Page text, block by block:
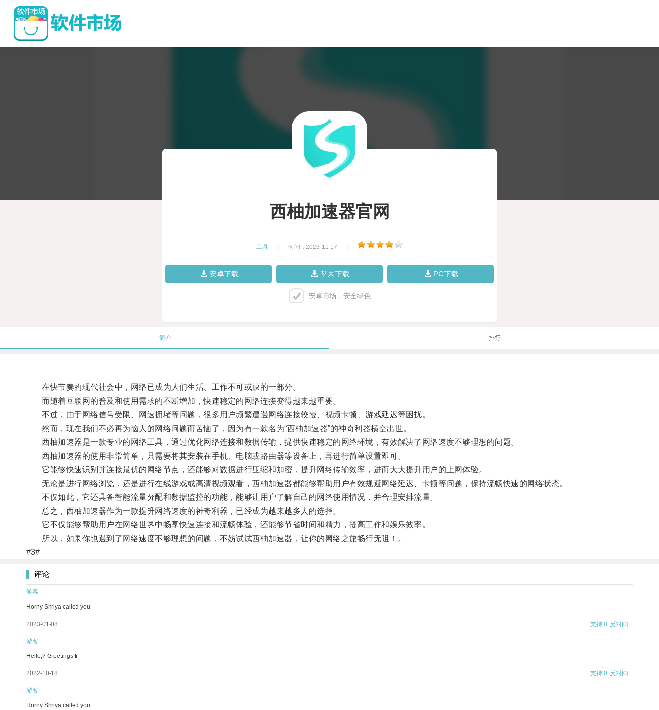
西柚加速器官网
工具 时间：2023-11-17
安卓下载 苹果下载 PC下载
安卓市场，安全绿色
简介 排行
在快节奏的现代社会中，网络已成为人们生活、工作不可或缺的一部分。
而随着互联网的普及和使用需求的不断增加，快速稳定的网络连接变得越来越重要。
不过，由于网络信号受限、网速拥堵等问题，很多用户频繁遭遇网络连接较慢、视频卡顿、游戏延迟等困扰。
然而，现在我们不必再为恼人的网络问题而苦恼了，因为有一款名为“西柚加速器”的神奇利器横空出世。
西柚加速器是一款专业的网络工具，通过优化网络连接和数据传输，提供快速稳定的网络环境，有效解决了网络速度不够理想的问题。
西柚加速器的使用非常简单，只需要将其安装在手机、电脑或路由器等设备上，再进行简单设置即可。
它能够快速识别并连接最优的网络节点，还能够对数据进行压缩和加密，提升网络传输效率，进而大大提升用户的上网体验。
无论是进行网络浏览，还是进行在线游戏或高清视频观看，西柚加速器都能够帮助用户有效规避网络延迟、卡顿等问题，保持流畅快速的网络状态。
不仅如此，它还具备智能流量分配和数据监控的功能，能够让用户了解自己的网络使用情况，并合理安排流量。
总之，西柚加速器作为一款提升网络速度的神奇利器，已经成为越来越多人的选择。
它不仅能够帮助用户在网络世界中畅享快速连接和流畅体验，还能够节省时间和精力，提高工作和娱乐效率。
所以，如果你也遇到了网络速度不够理想的问题，不妨试试西柚加速器，让你的网络之旅畅行无阻！。
#3#
评论
游客
Horny Shriya called you
2023-01-08 支持[0] 反对[0]
游客
Hello,? Greetings fr
2022-10-18 支持[0] 反对[0]
游客
Horny Shriya called you